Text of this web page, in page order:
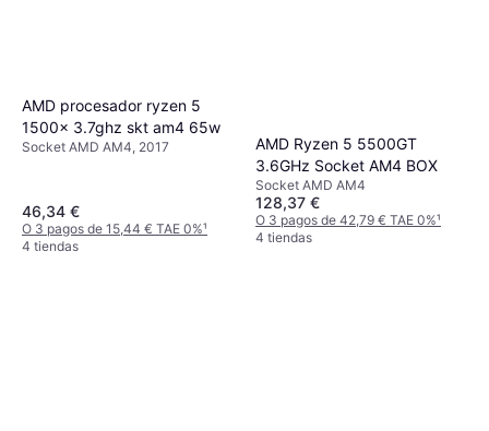
AMD procesador ryzen 5
1500x 3.7ghz skt am4 65w
Socket AMD AM4, 2017
46,34 €
O 3 pagos de 15,44 € TAE 0%¹
4 tiendas
AMD Ryzen 5 5500GT
3.6GHz Socket AM4 BOX
Socket AMD AM4
128,37 €
O 3 pagos de 42,79 € TAE 0%¹
4 tiendas